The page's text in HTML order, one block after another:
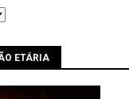
ETÁRIA